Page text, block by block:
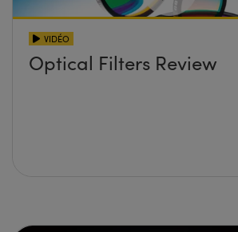
VIDÉO
Optical Filters Review